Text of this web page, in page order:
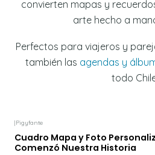
convierten mapas y
arte hecho a
Perfectos para viajeros y
también las agendas y
todo
|Pigyfante
Cuadro Mapa y Foto
Comenzó Nuestra Historia